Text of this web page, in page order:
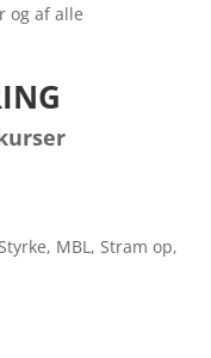
og af alle
MBL, Stram op,